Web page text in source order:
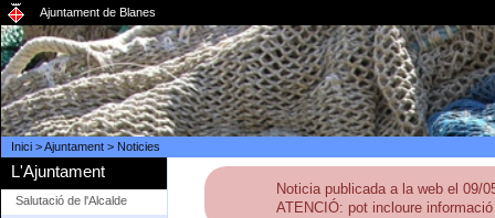
Ajuntament de Blanes
Inici>Ajuntament> Noticies
L'Ajuntament
Salutació de l'Alcalde
Noticia publicada a la web el 09/
ATENCIÓ: pot incloure